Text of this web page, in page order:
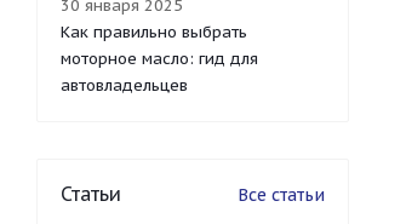
30 января 2025
Как правильно выбрать
моторное масло: гид для
автовладельцев
Статьи Все статьи